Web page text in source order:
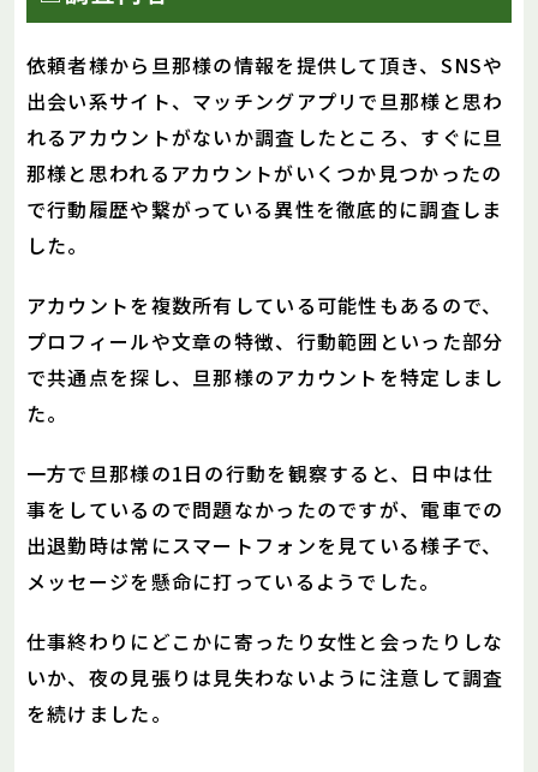
依頼者様から旦那様の情報を提供して頂き、SNSや
出会い系サイト、マッチングアプリで旦那様と思わ
れるアカウントがないか調査したところ、すぐに旦
那様と思われるアカウントがいくつか見つかったの
で行動履歴や繋がっている異性を徹底的に調査しま
した。
アカウントを複数所有している可能性もあるので、
プロフィールや文章の特徴、行動範囲といった部分
で共通点を探し、旦那様のアカウントを特定しまし
た。
一方で旦那様の1日の行動を観察すると、日中は仕
事をしているので問題なかったのですが、電車での
出退勤時は常にスマートフォンを見ている様子で、
メッセージを懸命に打っているようでした。
仕事終わりにどこかに寄ったり女性と会ったりしな
いか、夜の見張りは見失わないように注意して調査
を続けました。